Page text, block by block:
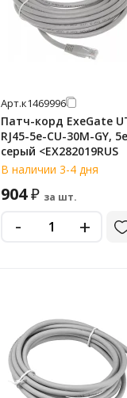
Арт.к1469996
Патч-корд ExeGate
RJ45-5e-CU-30M-GY,
серый <EX282019RUS
В наличии 3-4 дня
904₽ за шт.
- +